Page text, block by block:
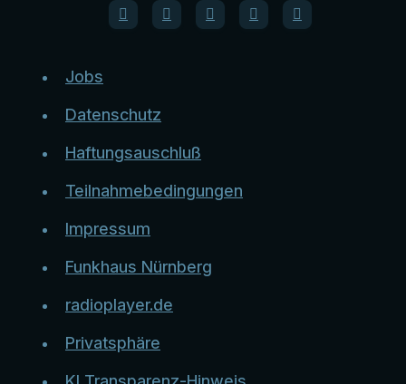
Jobs
Datenschutz
Haftungsauschluß
Teilnahmebedingungen
Impressum
Funkhaus Nürnberg
radioplayer.de
Privatsphäre